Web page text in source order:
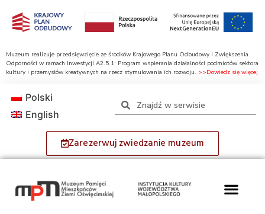
Muzeum realizuje przedsięwzięcie ze środków Krajowego Planu Odbudowy i Zwiększenia
Odporności w ramach Inwestycji A2.5.1: Program wspierania działalności podmiotów sektora
kultury i przemysłów kreatywnych na rzecz stymulowania ich rozwoju. >>Dowiedz się więcej
Zarezerwuj zwiedzanie muzeum
Polski
English